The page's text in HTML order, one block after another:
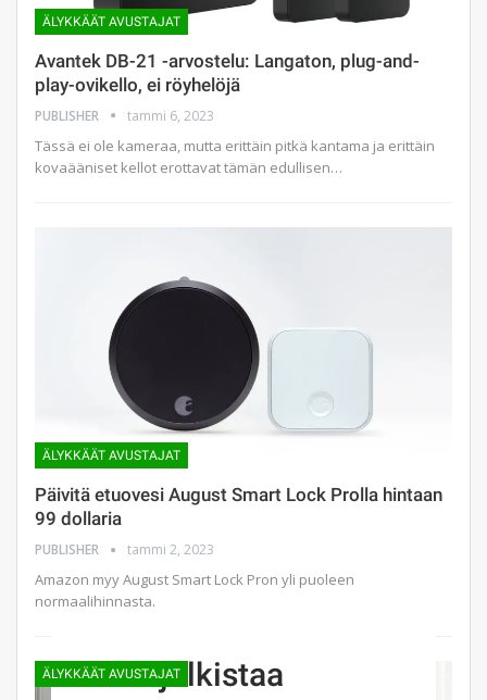
ÄLYKKÄÄT AVUSTAJAT
Avantek DB-21 -arvostelu: Langaton, plug-and-
play-ovikello, ei röyhelöjä
PUBLISHER tammi 6, 2023
Tässä ei ole kameraa, mutta erittäin pitkä kantama ja erittäin
kovaääniset kellot erottavat tämän edullisen…
ÄLYKKÄÄT AVUSTAJAT
Päivitä etuovesi August Smart Lock Prolla hintaan
99 dollaria
PUBLISHER tammi 2, 2023
Amazon myy August Smart Lock Pron yli puoleen
normaalihinnasta.
ÄLYKKÄÄT AVUSTAJAT
Blink julkistaa